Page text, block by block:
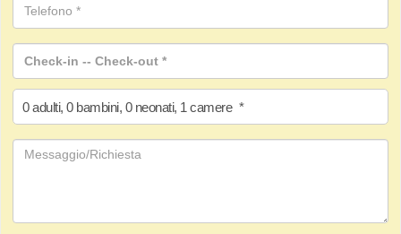
0 adulti, 0 bambini, 0 neonati, 1 camere *